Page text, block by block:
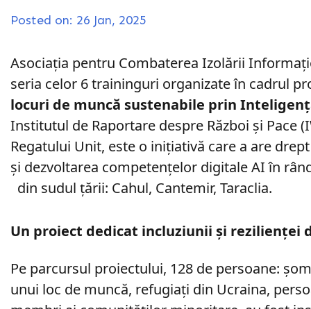
Posted on: 26 Jan, 2025
Asociația pentru Combaterea Izolării
seria celor 6 traininguri organizate în cadrul
locuri de muncă sustenabile prin
Institutul de Raportare despre Război și
Regatului Unit, este o inițiativă care a
și dezvoltarea competențelor digitale AI
din sudul țării: Cahul, Cantemir, Taraclia.
Un proiect dedicat incluziunii și rezilienței
Pe parcursul proiectului, 128 de
unui loc de muncă, refugiați din